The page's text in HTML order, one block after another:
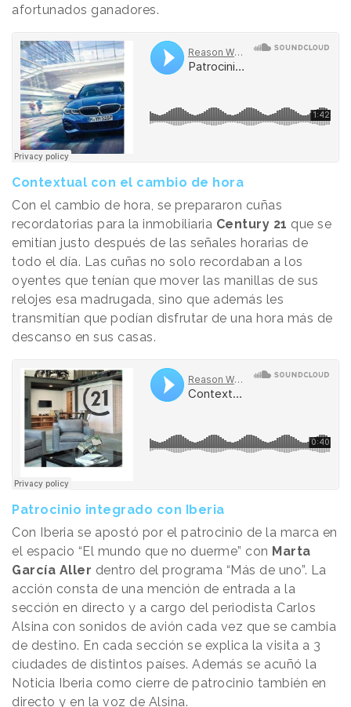
afortunados ganadores.
Contextual con el cambio de hora
Con el cambio de hora, se prepararon cuñas
recordatorias para la inmobiliaria Century 21 que se
emitían justo después de las señales horarias de
todo el día. Las cuñas no solo recordaban a los
oyentes que tenían que mover las manillas de sus
relojes esa madrugada, sino que además les
transmitían que podían disfrutar de una hora más de
descanso en sus casas.
Patrocinio integrado con Iberia
Con Iberia se apostó por el patrocinio de la marca en
el espacio “El mundo que no duerme” con Marta
García Aller dentro del programa “Más de uno”. La
acción consta de una mención de entrada a la
sección en directo y a cargo del periodista Carlos
Alsina con sonidos de avión cada vez que se cambia
de destino. En cada sección se explica la visita a 3
ciudades de distintos países. Además se acuñó la
Noticia Iberia como cierre de patrocinio también en
directo y en la voz de Alsina.